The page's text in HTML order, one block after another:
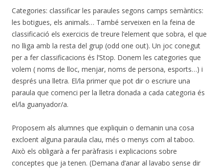
Categories: classificar les paraules segons camps semàntics:
les botigues, els animals… També serveixen en la feina de
classificació els exercicis de treure l’element que sobra, el que
no lliga amb la resta del grup (odd one out). Un joc conegut
per a fer classificacions és l’Stop. Donem les categories que
volem ( noms de lloc, menjar, noms de persona, esports…) i
després una lletra. El/la primer que pot dir o escriure una
paraula que comenci per la lletra donada a cada categoria és
el/la guanyador/a.
Proposem als alumnes que expliquin o demanin una cosa
excloent alguna paraula clau, més o menys com al taboo.
Això els obligarà a fer paràfrasis i explicacions sobre
conceptes que ja tenen. (Demana d’anar al lavabo sense dir